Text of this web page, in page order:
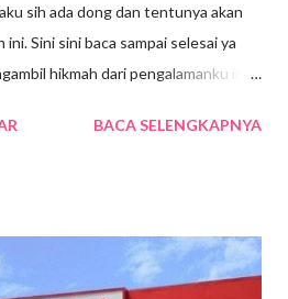
sih ada dong dan tentunya akan
Sini sini baca sampai selesai ya
hikmah dari pengalamanku ini.
beberapa hari lalu, aku baru
Sebenarnya alasanku traveling ke
mau liat Singapore National Day
BACA SELENGKAPNYA